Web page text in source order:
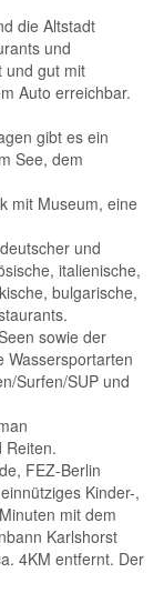
die Altstadt
und
und gut mit
Auto erreichbar.
gibt es ein
See, dem
mit Museum, eine
und
italienische,
bulgarische,
sowie der
Wassersportarten
Surfen/SUP und
Reiten.
FEZ-Berlin
Kinder-,
mit dem
Karlshorst
4KM entfernt. Der